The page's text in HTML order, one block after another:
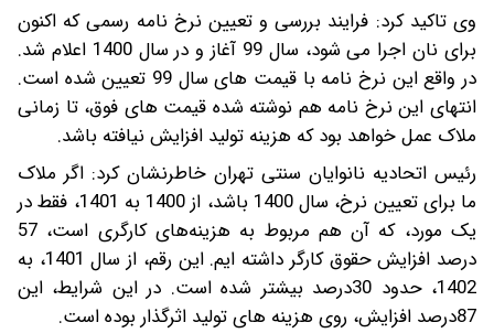
وی تاکید کرد: فرایند بررسی و تعیین نرخ نامه رسمی که اکنون
برای نان اجرا می شود، سال 99 آغاز و در سال 1400 اعلام شد.
در واقع این نرخ نامه با قیمت های سال 99 تعیین شده است.
انتهای این نرخ نامه هم نوشته شده قیمت های فوق، تا زمانی
ملاک عمل خواهد بود که هزینه تولید افزایش نیافته باشد.
رئیس اتحادیه نانوایان سنتی تهران خاطرنشان کرد: اگر ملاک
ما برای تعیین نرخ، سال 1400 باشد، از 1400 به 1401، فقط در
یک مورد، که آن هم مربوط به هزینه‌های کارگری است، 57
درصد افزایش حقوق کارگر داشته ایم. این رقم، از سال 1401، به
1402، حدود 30درصد بیشتر شده است. در این شرایط، این
87درصد افزایش، روی هزینه های تولید اثرگذار بوده است.